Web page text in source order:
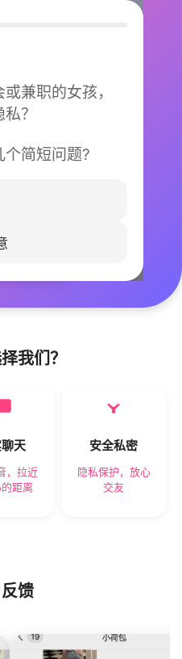
兼职的女孩，
？
简短问题?
孤单
上认识身边的TA
载
我们？
天
，拉近
距离
安全私密
隐私保护，放心
交友
馈